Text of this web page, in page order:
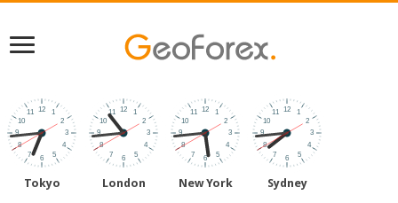
Tokyo London New York Sydney